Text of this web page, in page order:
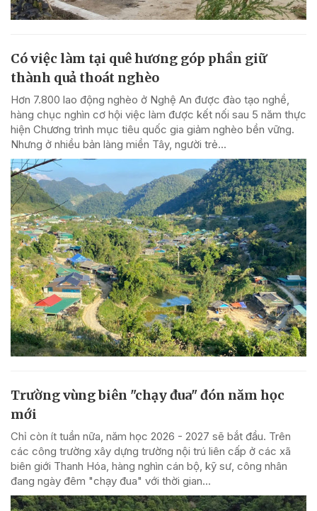
Có việc làm tại quê hương góp phần giữ
thành quả thoát nghèo
Hơn 7.800 lao động nghèo ở Nghệ An được đào tạo nghề,
hàng chục nghìn cơ hội việc làm được kết nối sau 5 năm thực
hiện Chương trình mục tiêu quốc gia giảm nghèo bền vững.
Nhưng ở nhiều bản làng miền Tây, người trẻ...
Trường vùng biên "chạy đua" đón năm học
mới
Chỉ còn ít tuần nữa, năm học 2026 - 2027 sẽ bắt đầu. Trên
các công trường xây dựng trường nội trú liên cấp ở các xã
biên giới Thanh Hóa, hàng nghìn cán bộ, kỹ sư, công nhân
đang ngày đêm "chạy đua" với thời gian...